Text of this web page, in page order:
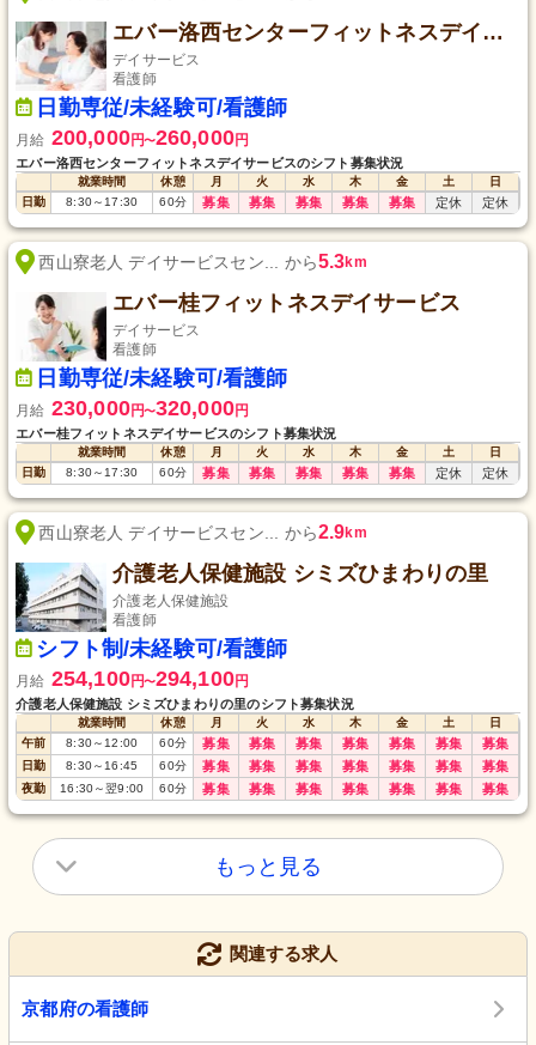
エバー洛西センターフィットネスデイサービス
デイサービス
看護師
日勤専従/未経験可/看護師
月給 200,000円〜260,000円
エバー洛西センターフィットネスデイサービスのシフト募集状況
就業時間 休憩 月 火 水 木 金 土
日
日勤
8:30～17:30 60分 募集 募集 募集 募集 募集 定休 定休
西山寮老人 デイサービスセン... から5.3km
エバー桂フィットネスデイサービス
デイサービス
看護師
日勤専従/未経験可/看護師
月給 230,000円〜320,000円
エバー桂フィットネスデイサービスのシフト募集状況
就業時間 休憩 月 火 水 木 金 土
日
日勤
8:30～17:30 60分 募集 募集 募集 募集 募集 定休 定休
西山寮老人 デイサービスセン... から2.9km
介護老人保健施設 シミズひまわりの里
介護老人保健施設
看護師
シフト制/未経験可/看護師
月給 254,100円〜294,100円
介護老人保健施設 シミズひまわりの里のシフト募集状況
就業時間 休憩 月 火 水 木 金 土
日
午前
8:30～12:00 60分 募集 募集 募集 募集 募集 募集 募集
日勤 8:30～16:45 60分 募集 募集 募集 募集 募集 募集 募集
夜勤 16:30～翌9:00 60分 募集 募集 募集 募集 募集 募集 募集
もっと見る
関連する求人
京都府の看護師